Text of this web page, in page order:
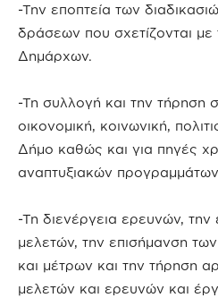
-Την εποπτεία των
δράσεων που σχετίζονται
Δημάρχων.
-Τη συλλογή και την τήρηση
οικονομική, κοινωνική,
Δήμο καθώς και για πηγές
αναπτυξιακών
-Τη διενέργεια ερευνών,
μελετών, την επισήμανση
και μέτρων και την τήρηση
μελετών και ερευνών και